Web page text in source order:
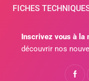
FICHES
Inscrivez vous à la
découvrir nos